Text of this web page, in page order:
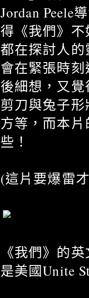
Jordan Peele
得《我們》
都在探討人
會在緊張時
後細想，又
剪刀與兔子
方等，而本
些！
(這片要爆雷
《我們》的
是美國Unite